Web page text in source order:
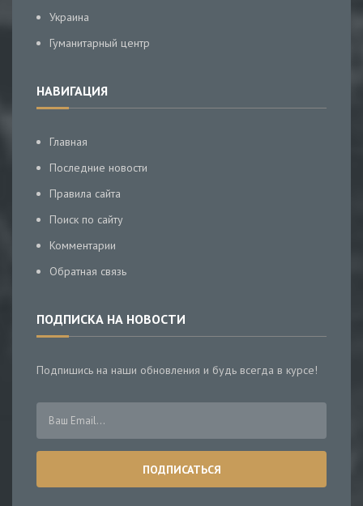
Украина
Гуманитарный центр
НАВИГАЦИЯ
Главная
Последние новости
Правила сайта
Поиск по сайту
Комментарии
Обратная связь
ПОДПИСКА НА НОВОСТИ
Подпишись на наши обновления и будь всегда в курсе!